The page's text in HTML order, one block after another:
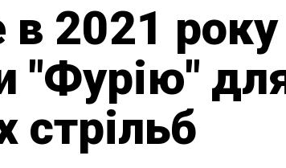
2021 року
"Фурію"
стрільб